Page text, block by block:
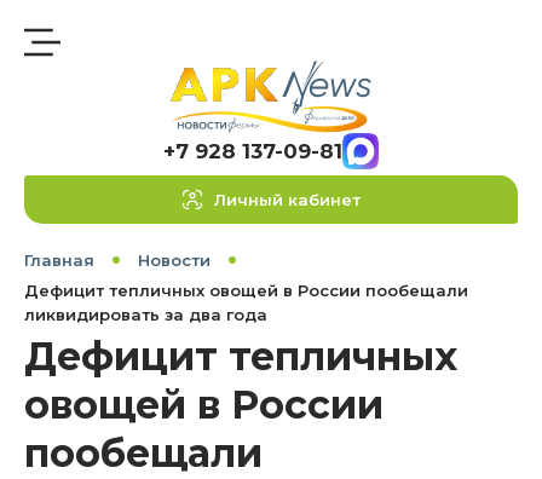
+7 928 137-09-81
Личный кабинет
Главная
Новости
Дефицит тепличных овощей в России пообещали
ликвидировать за два года
Дефицит тепличных
овощей в России
пообещали